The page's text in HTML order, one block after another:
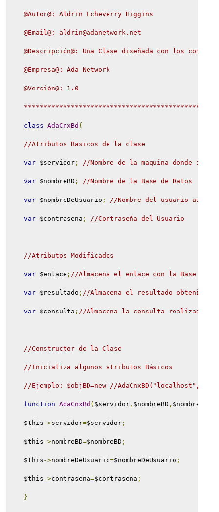
@Autor@: Aldrin Echeverry Higgins
@Email@: aldrin@adanetwork.net
@Descripción@: Una Clase diseñada con los
@Empresa@: Ada Network
@Versión@: 1.0
class AdaCnxBd {
//Atributos Basicos de la clase
var $servidor ; //Nombre de la maquina donde se
var $nombreBD ; //Nombre de la Base de Datos
var $nombreDeUsuario ; //Nombre del usuario
var $contrasena ; //Contraseña del Usuario
//Atributos Modificados
var $enlace ; //Almacena el enlace con la Base de
var $resultado ; //Almacena el resultado obtenido
var $consulta ; //Almacena la consulta realizada
//Constructor de la Clase
//Inicializa algunos atributos Básicos
//Ejemplo: $objBD=new //
function AdaCnxBd ( $servidor , $nombreBD ,
$this ->servidor=$servidor ;
$this ->nombreBD=$nombreBD ;
$this ->nombreDeUsuario=$nombreDeUsuario ;
$this ->contrasena=$contrasena ;
}